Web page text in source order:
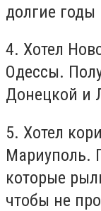
долгие
4. Хотел
Одессы.
Донецкой и
5. Хотел
Мариуполь.
которые
чтобы не